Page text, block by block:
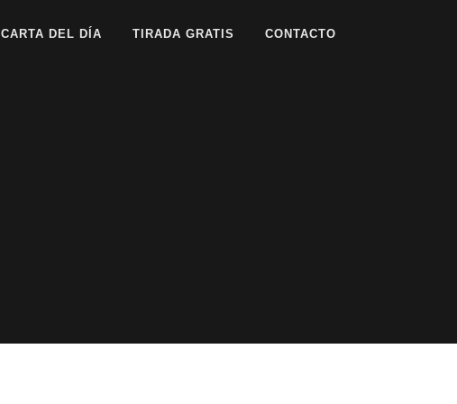
CARTA DEL DÍA TIRADA GRATIS CONTACTO